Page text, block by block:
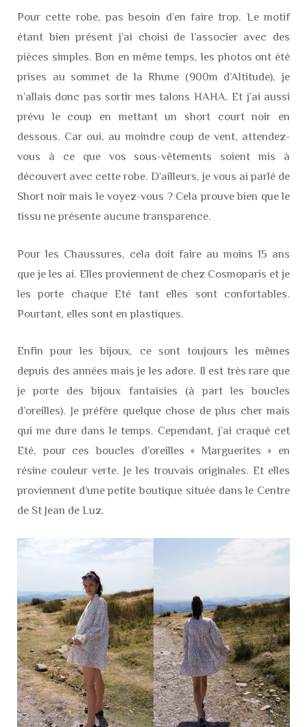
Pour cette robe, pas besoin d’en faire trop. Le motif
étant bien présent j’ai choisi de l’associer avec des
pièces simples. Bon en même temps, les photos ont été
prises au sommet de la Rhune (900m d’Altitude), je
n’allais donc pas sortir mes talons HAHA. Et j’ai aussi
prévu le coup en mettant un short court noir en
dessous. Car oui, au moindre coup de vent, attendez-
vous à ce que vos sous-vêtements soient mis à
découvert avec cette robe. D’ailleurs, je vous ai parlé de
Short noir mais le voyez-vous ? Cela prouve bien que le
tissu ne présente aucune transparence.
Pour les Chaussures, cela doit faire au moins 15 ans
que je les ai. Elles proviennent de chez Cosmoparis et je
les porte chaque Eté tant elles sont confortables.
Pourtant, elles sont en plastiques.
Enfin pour les bijoux, ce sont toujours les mêmes
depuis des années mais je les adore. Il est très rare que
je porte des bijoux fantaisies (à part les boucles
d’oreilles). Je préfère quelque chose de plus cher mais
qui me dure dans le temps. Cependant, j’ai craqué cet
Eté, pour ces boucles d’oreilles « Marguerites » en
résine couleur verte. Je les trouvais originales. Et elles
proviennent d’une petite boutique située dans le Centre
de St Jean de Luz.